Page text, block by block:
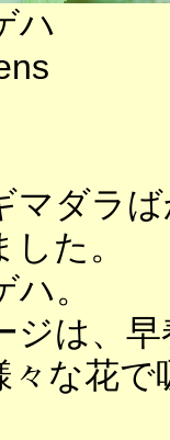
ハ
マダラ
た。
。
ジは、
な花で